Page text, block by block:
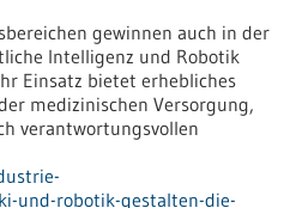
gewinnen auch in der
Intelligenz und Robotik
Einsatz bietet erhebliches
medizinischen Versorgung,
verantwortungsvollen
und-robotik-gestalten-die-